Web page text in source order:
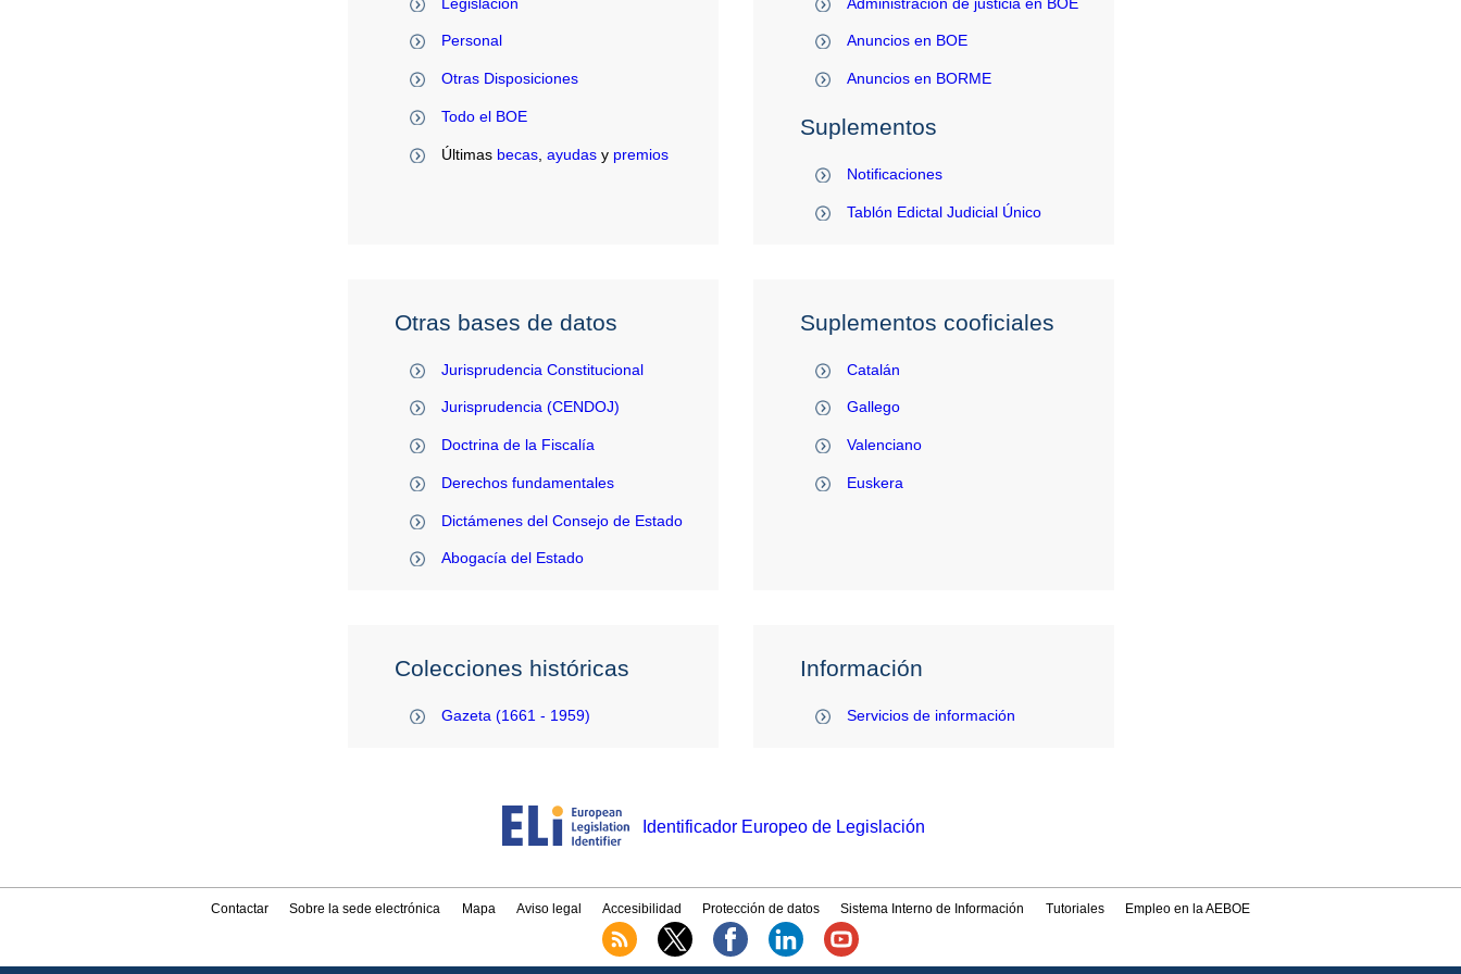
Personal
Otras Disposiciones
Todo el BOE
Últimas becas, ayudasy premios
Anuncios en BOE
Anuncios en BORME
Suplementos
Notificaciones
Tablón Edictal Judicial Único
Otras bases de datos
Jurisprudencia Constitucional
Jurisprudencia (CENDOJ)
Doctrina de la Fiscalía
Derechos fundamentales
Dictámenes del Consejo de Estado
Abogacía del Estado
Suplementos cooficiales
Catalán
Gallego
Valenciano
Euskera
Colecciones históricas
Gazeta (1661 - 1959)
Información
Servicios de información
Identificador Europeo de Legislación
Contactar Sobre la sede electrónica Mapa Aviso legal Accesibilidad Protección de datos Sistema Interno de Información Tutoriales Empleo en la AEBOE